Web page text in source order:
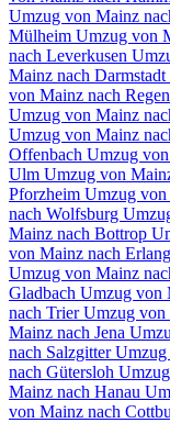
Umzug von Mainz
Mülheim Umzug von
nach Leverkusen
Mainz nach Darmstadt
von Mainz nach
Umzug von Mainz
Umzug von Mainz
Offenbach Umzug
Ulm Umzug von
Pforzheim Umzug
nach Wolfsburg
Mainz nach Bottrop
von Mainz nach
Umzug von Mainz
Gladbach Umzug von
nach TrierUmzug von
Mainz nach Jena
nach SalzgitterUmzug
nach Gütersloh
Mainz nach Hanau
von Mainz nach